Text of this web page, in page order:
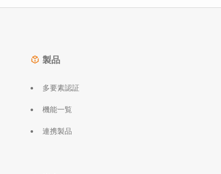
製品
多要素認証
機能一覧
連携製品